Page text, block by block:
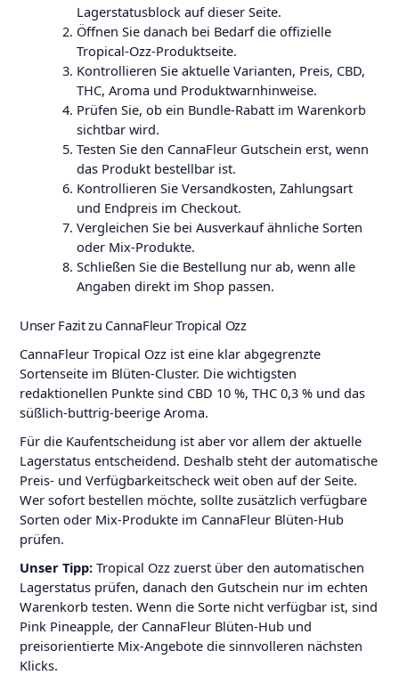
Lagerstatusblock auf dieser Seite.
Öffnen Sie danach bei Bedarf die offizielle
Tropical-Ozz-Produktseite.
Kontrollieren Sie aktuelle Varianten, Preis, CBD,
THC, Aroma und Produktwarnhinweise.
Prüfen Sie, ob ein Bundle-Rabatt im Warenkorb
sichtbar wird.
Testen Sie den CannaFleur Gutschein erst, wenn
das Produkt bestellbar ist.
Kontrollieren Sie Versandkosten, Zahlungsart
und Endpreis im Checkout.
Vergleichen Sie bei Ausverkauf ähnliche Sorten
oder Mix-Produkte.
Schließen Sie die Bestellung nur ab, wenn alle
Angaben direkt im Shop passen.
Unser Fazit zu CannaFleur Tropical Ozz
CannaFleur Tropical Ozz ist eine klar abgegrenzte
Sortenseite im Blüten-Cluster. Die wichtigsten
redaktionellen Punkte sind CBD 10 %, THC 0,3 % und das
süßlich-buttrig-beerige Aroma.
Für die Kaufentscheidung ist aber vor allem der aktuelle
Lagerstatus entscheidend. Deshalb steht der automatische
Preis- und Verfügbarkeitscheck weit oben auf der Seite.
Wer sofort bestellen möchte, sollte zusätzlich verfügbare
Sorten oder Mix-Produkte im CannaFleur Blüten-Hub
prüfen.
Unser Tipp:Tropical Ozz zuerst über den automatischen
Lagerstatus prüfen, danach den Gutschein nur im echten
Warenkorb testen. Wenn die Sorte nicht verfügbar ist, sind
Pink Pineapple, der CannaFleur Blüten-Hub und
preisorientierte Mix-Angebote die sinnvolleren nächsten
Klicks.